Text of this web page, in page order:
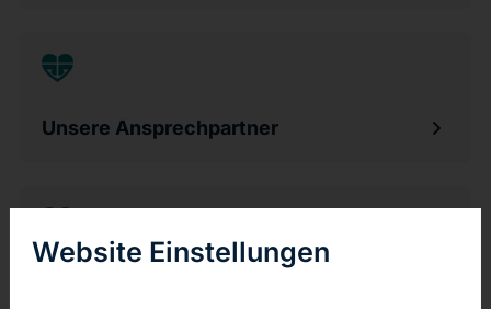
Unsere Ansprechpartner
Website Einstellungen